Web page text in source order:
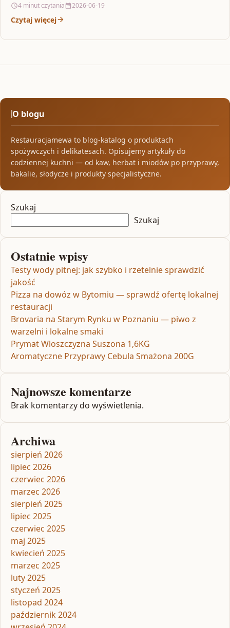
4 minut czytania 2026-06-19
Czytaj więcej
O blogu
Restauracjamewa to blog-katalog o produktach
spożywczych i delikatesach. Opisujemy artykuły do
codziennej kuchni — od kaw, herbat i miodów po przyprawy,
bakalie, słodycze i produkty specjalistyczne.
Szukaj
Szukaj
Ostatnie wpisy
Testy wody pitnej: jak szybko i rzetelnie sprawdzić
jakość
Pizza na dowóz w Bytomiu — sprawdź ofertę lokalnej
restauracji
Brovaria na Starym Rynku w Poznaniu — piwo z
warzelni i lokalne smaki
Prymat Wloszczyzna Suszona 1,6KG
Aromatyczne Przyprawy Cebula Smażona 200G
Najnowsze komentarze
Brak komentarzy do wyświetlenia.
Archiwa
sierpień 2026
lipiec 2026
czerwiec 2026
marzec 2026
sierpień 2025
lipiec 2025
czerwiec 2025
maj 2025
kwiecień 2025
marzec 2025
luty 2025
styczeń 2025
listopad 2024
październik 2024